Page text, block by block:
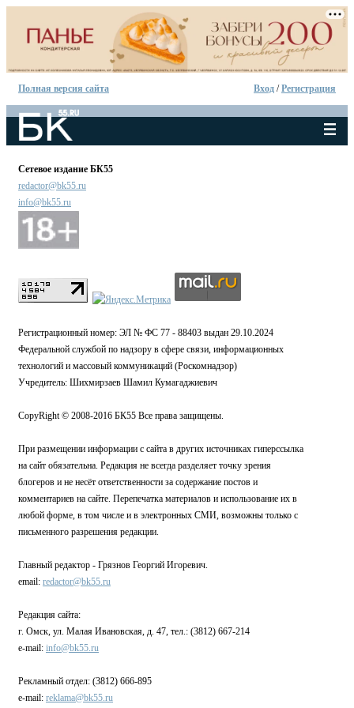
Полная версия сайта Вход /Регистрация
Сетевое издание БК55
redactor@bk55.ru
info@bk55.ru
Регистрационный номер: ЭЛ № ФС 77 - 88403 выдан 29.10.2024
Федеральной службой по надзору в сфере связи, информационных
технологий и массовый коммуникаций (Роскомнадзор)
Учредитель: Шихмирзаев Шамил Кумагаджиевич
CopyRight © 2008-2016 БК55 Все права защищены.
При размещении информации с сайта в других источниках гиперссылка
на сайт обязательна. Редакция не всегда разделяет точку зрения
блогеров и не несёт ответственности за содержание постов и
комментариев на сайте. Перепечатка материалов и использование их в
любой форме, в том числе и в электронных СМИ, возможны только с
письменного разрешения редакции.
Главный редактор - Грязнов Георгий Игоревич.
email: redactor@bk55.ru
Редакция сайта:
г. Омск, ул. Малая Ивановская, д. 47, тел.: (3812) 667-214
e-mail: info@bk55.ru
Рекламный отдел: (3812) 666-895
e-mail: reklama@bk55.ru